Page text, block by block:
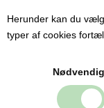
Herunder kan du
typer af cookies
Lyserød